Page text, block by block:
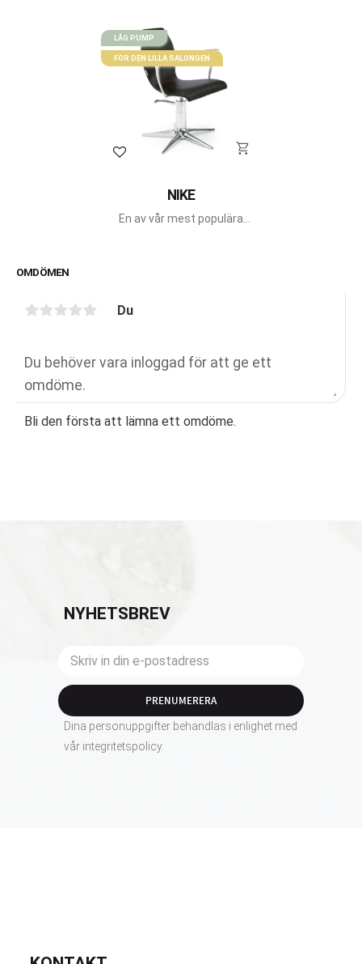
OMDÖMEN
Du
Bli den första att lämna ett omdöme.
Lägg till i favoriter
NIKE
En av vår mest populära
LÅG PUMP
FÖR DEN LILLA SALONGEN
NYHETSBREV
PRENUMERERA
Dina personuppgifter behandlas i enlighet med
vår integritetspolicy.